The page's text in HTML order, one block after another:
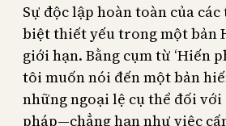
Sự độc lập hoàn toàn của các
biệt thiết yếu trong một bản
giới hạn. Bằng cụm từ ‘Hiến
tôi muốn nói đến một bản
những ngoại lệ cụ thể đối
pháp—chẳng hạn như việc